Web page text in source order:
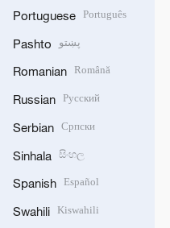
Portuguese Português
Pashto پښتو
Romanian Română
Russian Русский
Serbian Српски
Sinhala සිංහල
Spanish Español
Swahili Kiswahili